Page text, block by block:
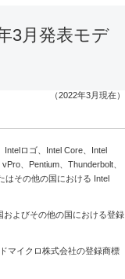
3月発表モデ
（2022年3月現在）
Intelロゴ、Intel Core、Intel
、Pentium、Thunderbolt、
はその他の国における Intel
およびその他の国における登録
マイクロ株式会社の登録商標